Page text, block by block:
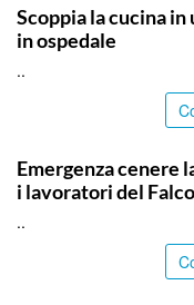
Scoppia la cucina
in ospedale
..
Emergenza cenere
i lavoratori del
..